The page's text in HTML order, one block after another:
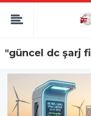
"güncel dc şarj